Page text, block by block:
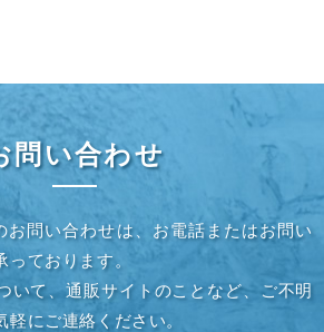
問い合わせ
お問い合わせは、お電話またはお問い
ております。
いて、通販サイトのことなど、ご不明
にご連絡ください。